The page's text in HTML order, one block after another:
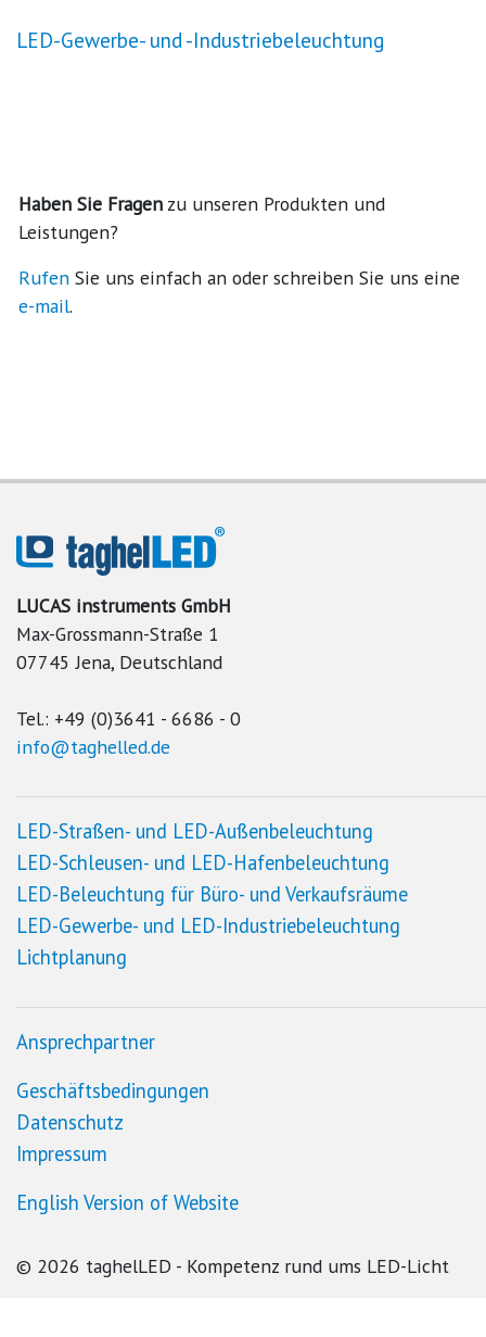
LED-Gewerbe- und -Industriebeleuchtung
Haben Sie Fragen zu unseren Produkten und
Leistungen?
Rufen Sie uns einfach an oder schreiben Sie uns eine
e-mail.
LUCAS instruments GmbH
Max-Grossmann-Straße 1
07745 Jena, Deutschland
Tel.: +49 (0)3641 - 6686 - 0
info@taghelled.de
LED-Straßen- und LED-Außenbeleuchtung
LED-Schleusen- und LED-Hafenbeleuchtung
LED-Beleuchtung für Büro- und Verkaufsräume
LED-Gewerbe- und LED-Industriebeleuchtung
Lichtplanung
Ansprechpartner
Geschäftsbedingungen
Datenschutz
Impressum
English Version of Website
© 2026 taghelLED - Kompetenz rund ums LED-Licht